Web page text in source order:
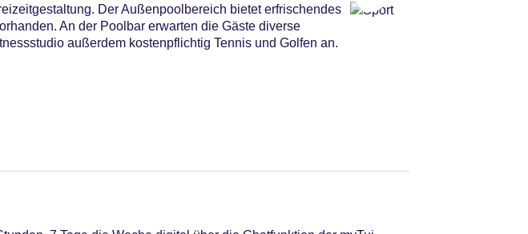
Der Außenpoolbereich bietet erfrischendes
An der Poolbar erwarten die Gäste diverse
außerdem kostenpflichtig Tennis und Golfen an.